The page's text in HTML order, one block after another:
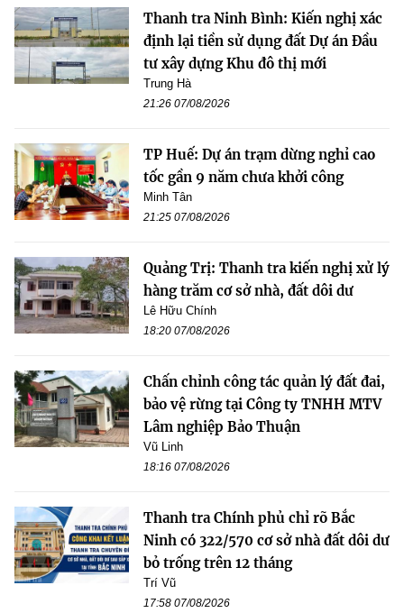
Thanh tra Ninh Bình: Kiến nghị xác
định lại tiền sử dụng đất Dự án Đầu
tư xây dựng Khu đô thị mới
Trung Hà
21:26 07/08/2026
TP Huế: Dự án trạm dừng nghỉ cao
tốc gần 9 năm chưa khởi công
Minh Tân
21:25 07/08/2026
Quảng Trị: Thanh tra kiến nghị xử lý
hàng trăm cơ sở nhà, đất dôi dư
Lê Hữu Chính
18:20 07/08/2026
Chấn chỉnh công tác quản lý đất đai,
bảo vệ rừng tại Công ty TNHH MTV
Lâm nghiệp Bảo Thuận
Vũ Linh
18:16 07/08/2026
Thanh tra Chính phủ chỉ rõ Bắc
Ninh có 322/570 cơ sở nhà đất dôi dư
bỏ trống trên 12 tháng
Trí Vũ
17:58 07/08/2026